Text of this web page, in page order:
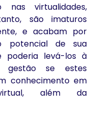
nas virtualidades,
são imaturos
e acabam por
potencial de sua
poderia levá-los à
gestão se estes
conhecimento em
além da